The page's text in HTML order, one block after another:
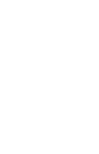
do počtu 2 ks